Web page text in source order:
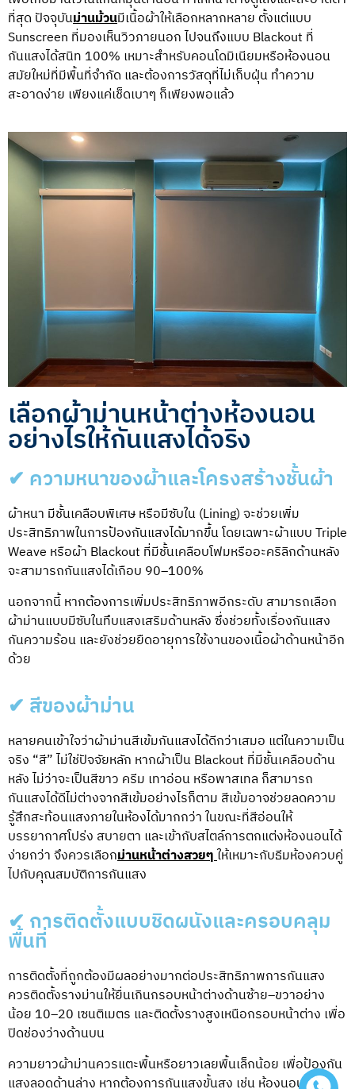
ที่สุด ปัจจุบันม่านม้วนมีเนื้อผ้าให้เลือกหลากหลาย ตั้งแต่แบบ
Sunscreen ที่มองเห็นวิวภายนอก ไปจนถึงแบบ Blackout ที่
กันแสงได้สนิท 100% เหมาะสำหรับคอนโดมิเนียมหรือห้องนอน
สมัยใหม่ที่มีพื้นที่จำกัด และต้องการวัสดุที่ไม่เก็บฝุ่น ทำความ
สะอาดง่าย เพียงแค่เช็ดเบาๆ ก็เพียงพอแล้ว
เลือกผ้าม่านหน้าต่างห้องนอน
อย่างไรให้กันแสงได้จริง
✔ ความหนาของผ้าและโครงสร้างชั้นผ้า
ผ้าหนา มีชั้นเคลือบพิเศษ หรือมีซับใน (Lining) จะช่วยเพิ่ม
ประสิทธิภาพในการป้องกันแสงได้มากขึ้น โดยเฉพาะผ้าแบบ Triple
Weave หรือผ้า Blackout ที่มีชั้นเคลือบโฟมหรืออะคริลิกด้านหลัง
จะสามารถกันแสงได้เกือบ 90–100%
นอกจากนี้ หากต้องการเพิ่มประสิทธิภาพอีกระดับ สามารถเลือก
ผ้าม่านแบบมีซับในทึบแสงเสริมด้านหลัง ซึ่งช่วยทั้งเรื่องกันแสง
กันความร้อน และยังช่วยยืดอายุการใช้งานของเนื้อผ้าด้านหน้าอีก
ด้วย
✔ สีของผ้าม่าน
หลายคนเข้าใจว่าผ้าม่านสีเข้มกันแสงได้ดีกว่าเสมอ แต่ในความเป็น
จริง “สี” ไม่ใช่ปัจจัยหลัก หากผ้าเป็น Blackout ที่มีชั้นเคลือบด้าน
หลัง ไม่ว่าจะเป็นสีขาว ครีม เทาอ่อน หรือพาสเทล ก็สามารถ
กันแสงได้ดีไม่ต่างจากสีเข้มอย่างไรก็ตาม สีเข้มอาจช่วยลดความ
รู้สึกสะท้อนแสงภายในห้องได้มากกว่า ในขณะที่สีอ่อนให้
บรรยากาศโปร่ง สบายตา และเข้ากับสไตล์การตกแต่งห้องนอนได้
ง่ายกว่า จึงควรเลือกม่านหน้าต่างสวยๆให้เหมาะกับธีมห้องควบคู่
ไปกับคุณสมบัติการกันแสง
✔ การติดตั้งแบบชิดผนังและครอบคลุม
พื้นที่
การติดตั้งที่ถูกต้องมีผลอย่างมากต่อประสิทธิภาพการกันแสง
ควรติดตั้งรางม่านให้ยื่นเกินกรอบหน้าต่างด้านซ้าย–ขวาอย่าง
น้อย 10–20 เซนติเมตร และติดตั้งรางสูงเหนือกรอบหน้าต่าง เพื่อ
ปิดช่องว่างด้านบน
ความยาวผ้าม่านควรแตะพื้นหรือยาวเลยพื้นเล็กน้อย เพื่อป้องกัน
แสงลอดด้านล่าง หากต้องการกันแสงขั้นสูง เช่น ห้องนอนที่หัน